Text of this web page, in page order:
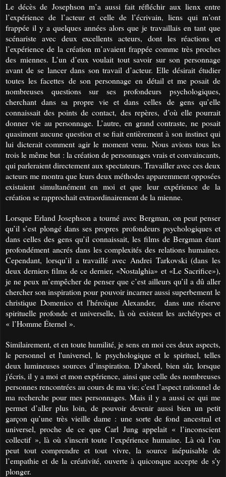
Le décès de Josephson m’a aussi fait réfléchir aux lienx entre
l’expérience de l’acteur et celle de l’écrivain, liens qui m’ont
frappée il y a quelques années alors que je travaillais en tant que
scénariste avec deux excellents acteurs, dont les réactions et
l’expérience de la création m’avaient frappée comme très proches
des miennes. L’un d’eux voulait tout savoir sur son personnage
avant de se lancer dans son travail d’acteur. Elle désirait étudier
toutes les facettes de son personnageen détail et me posait de
nombreuses questions sur ses profondeurs psychologiques,
cherchant dans sa propre vie et dans celles de gens qu’elle
connaissait des points de contact, des repères, d’où elle pourrait
donner vie au personnage. L’autre, en grand contraste, ne posait
quasiment aucune question et se fiait entièrement à son instinct qui
lui dicterait comment agir le moment venu. Nous avions tous les
trois le même but : la création de personnages vrais et convaincants,
qui parleraient directement aux spectateurs. Travailler avec ces deux
acteurs me montra que leurs deux méthodes apparemment opposées
existaient simultanément en moi et que leur expérience de la
création se rapprochait extraordinairement de la mienne.
Lorsque Erland Josephson a tourné avec Bergman, on peut penser
qu’il s’est plongé dans ses propres profondeurs psychologiques et
dans celles des gens qu’il connaissait, les films de Bergman étant
profondément ancrés dans les complexités des relations humaines.
Cependant, lorsqu’il a travaillé avec Andrei Tarkovski (dans les
deux derniers films de ce dernier, «Nostalghia» et «Le Sacrifice»),
je ne peux m’empêcher de penser que c’est ailleurs qu’il a dû aller
chercher son inspiration pour pouvoir incarner aussi superbement le
christique Domenico etl'héroïque Alexander, dans une réserve
spirituelle profonde et universelle, là où existent les archétypes et
« l’Homme Éternel ».
Similairement, et en toute humilité, je sens en moi ces deux aspects,
le personnel et l'universel, le psychologique et le spirituel, telles
deux lumineuses sources d’inspiration. D’abord, bien sûr, lorsque
j'écris, il y a moi et mon expérience, ainsi que celle des nombreuses
personnes rencontrées au cours de ma vie; c'est l’aspect rationnel de
ma recherche pour mes personnages. Mais il y a aussi ce qui me
permet d’aller plus loin, de pouvoir devenir aussi bien un petit
garçon qu’une très vieille dame : une sorte de fond ancestral et
universel, proche de ce que Carl Jung appelait « l’inconscient
collectif », là où s'inscrit toute l’expérience humaine. Là où l’on
peut tout comprendre et tout vivre, la source inépuisable de
l’empathie et de la créativité, ouverte à quiconque accepte de s’y
plonger.